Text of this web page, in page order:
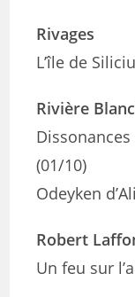
Rivages
L’île de
Rivière
Dissonances
(01/10)
Odeyken
Robert
Un feu sur